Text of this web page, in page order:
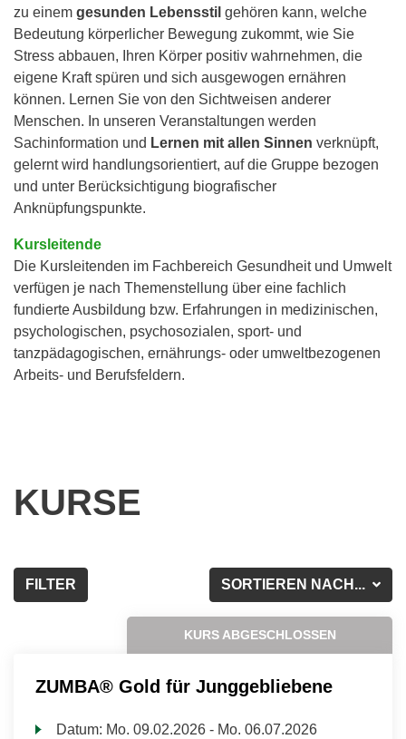
zu einem gesunden Lebensstil gehören kann, welche
Bedeutung körperlicher Bewegung zukommt, wie Sie
Stress abbauen, Ihren Körper positiv wahrnehmen, die
eigene Kraft spüren und sich ausgewogen ernähren
können. Lernen Sie von den Sichtweisen anderer
Menschen. In unseren Veranstaltungen werden
Sachinformation und Lernen mit allen Sinnen verknüpft,
gelernt wird handlungsorientiert, auf die Gruppe bezogen
und unter Berücksichtigung biografischer
Anknüpfungspunkte.
Kursleitende
Die Kursleitenden im Fachbereich Gesundheit und Umwelt
verfügen je nach Themenstellung über eine fachlich
fundierte Ausbildung bzw. Erfahrungen in medizinischen,
psychologischen, psychosozialen, sport- und
tanzpädagogischen, ernährungs- oder umweltbezogenen
Arbeits- und Berufsfeldern.
KURSE
SORTIEREN NACH...
FILTER
KURS ABGESCHLOSSEN
ZUMBA® Gold für Junggebliebene
Datum: Mo. 09.02.2026 - Mo. 06.07.2026